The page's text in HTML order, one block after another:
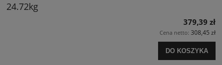
24.72kg
379,39 zł
Cena netto: 308,45 zł
DO KOSZYKA